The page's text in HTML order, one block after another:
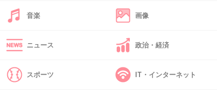
その二人はとっくに引退済み
41. 匿名
ただの匿名掲示板だよ(笑)
音楽 画像
ニュース 政治・経済
スポーツ IT・インターネット